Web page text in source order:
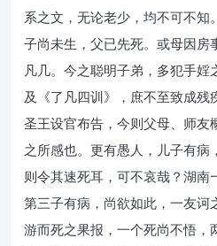
系之文，无论老少，均不可不知
子尚未生，父已先死。或母因房
凡几。今之聪明子弟，多犯手婬
及《了凡四训》，庶不至致成残
圣王设官布告，今则父母、师友
之所感也。更有愚人，儿子有病
则令其速死耳，可不哀哉？湖南
第三子有病，尚欲如此，一友诃
游而死之果报，一个死尚不悟，